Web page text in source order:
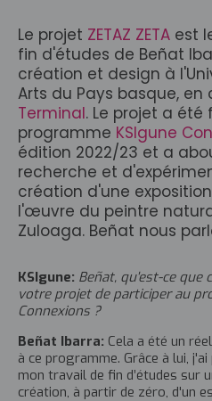
Le projet ZETAZ ZETA est
fin d'études de Beñat
création et design à
Arts du Pays basque,
Terminal. Le projet a
programme KSIgune
édition 2022/23 et a
recherche et
création d'une
l'œuvre du peintre
Zuloaga. Beñat nous
KSIgune: Beñat, qu'est-ce que
votre projet de participer au
Connexions ?
Beñat Ibarra: Cela a été un
à ce programme. Grâce à lui,
mon travail de fin d’études sur
création, à partir de zéro, d'un